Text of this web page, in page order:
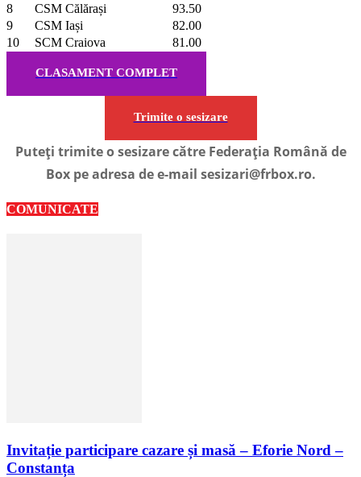
8
CSM Călărași
93.50
9
CSM Iași
82.00
10
SCM Craiova 81.00
CLASAMENT COMPLET
Trimite o sesizare
Puteți trimite o sesizare către Federația Română de
Box pe adresa de e-mail sesizari@frbox.ro.
COMUNICATE
Invitație participare cazare și masă – Eforie Nord –
Constanța